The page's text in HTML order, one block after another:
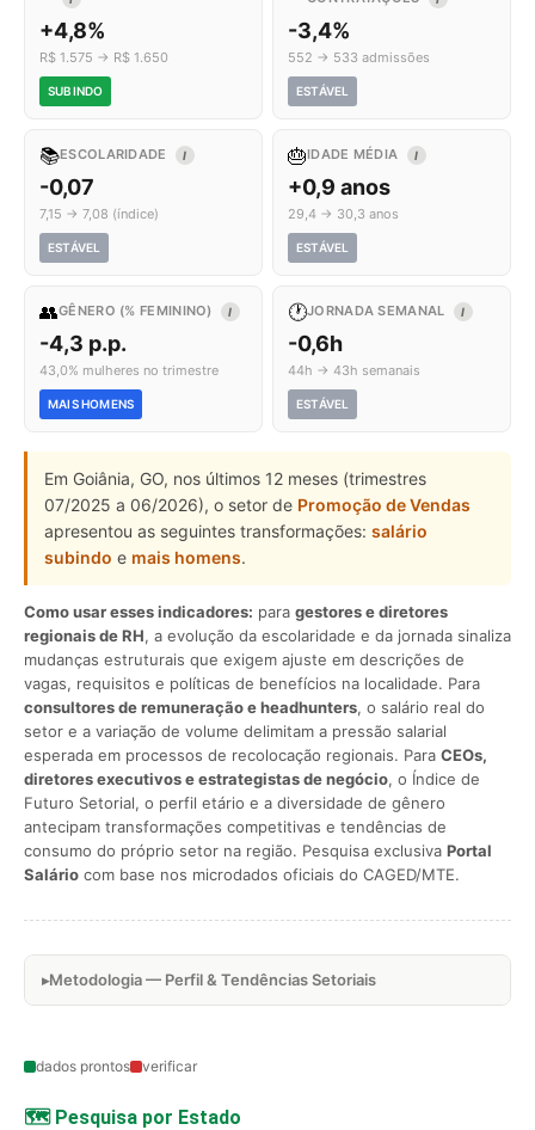
+4,8%
R$ 1.575 → R$ 1.650
SUBINDO
-3,4%
552 → 533 admissões
ESTÁVEL
📚ESCOLARIDADE I
-0,07
7,15 → 7,08 (índice)
ESTÁVEL
🎂IDADE MÉDIA I
+0,9 anos
29,4 → 30,3 anos
ESTÁVEL
👥GÊNERO (% FEMININO) I
-4,3 p.p.
43,0% mulheres no trimestre
MAIS HOMENS
🕐JORNADA SEMANAL I
-0,6h
44h → 43h semanais
ESTÁVEL
Em Goiânia, GO, nos últimos 12 meses (trimestres
07/2025 a 06/2026), o setor de Promoção de Vendas
apresentou as seguintes transformações: salário
subindo e mais homens.
Como usar esses indicadores: para gestores e diretores
regionais de RH, a evolução da escolaridade e da jornada sinaliza
mudanças estruturais que exigem ajuste em descrições de
vagas, requisitos e políticas de benefícios na localidade. Para
consultores de remuneração e headhunters, o salário real do
setor e a variação de volume delimitam a pressão salarial
esperada em processos de recolocação regionais. Para CEOs,
diretores executivos e estrategistas de negócio, o Índice de
Futuro Setorial, o perfil etário e a diversidade de gênero
antecipam transformações competitivas e tendências de
consumo do próprio setor na região. Pesquisa exclusiva Portal
Salário com base nos microdados oficiais do CAGED/MTE.
Metodologia — Perfil & Tendências Setoriais
dados prontos verificar
🗺️ Pesquisa por Estado